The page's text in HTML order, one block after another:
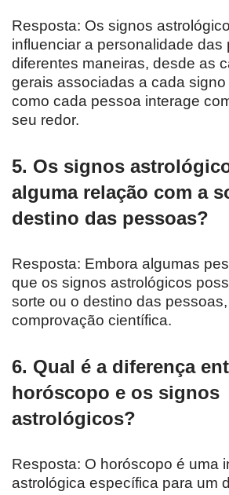
Resposta: Os signos
influenciar a personalidade das
diferentes maneiras, desde as
gerais associadas a cada signo
como cada pessoa interage
seu redor.
5. Os signos
alguma relação com a
destino das pessoas?
Resposta: Embora algumas
que os signos astrológicos
sorte ou o destino das
comprovação científica.
6. Qual é a diferença
horóscopo e os signos
astrológicos?
Resposta: O horóscopo é uma
astrológica específica para um